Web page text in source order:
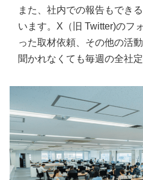
また、社内での報告もでき
います。X（旧 Twitter)のフ
った取材依頼、その他の活
聞かれなくても毎週の全社